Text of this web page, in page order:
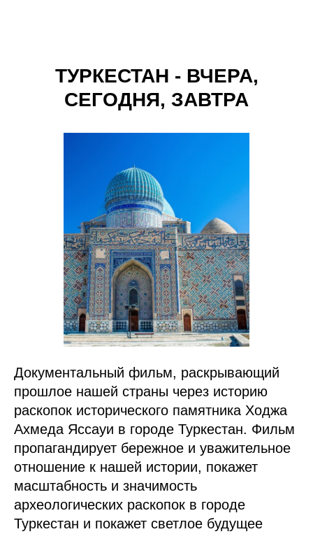
ТУРКЕСТАН - ВЧЕРА,
СЕГОДНЯ, ЗАВТРА
Документальный фильм, раскрывающий
прошлое нашей страны через историю
раскопок исторического памятника Ходжа
Ахмеда Яссауи в городе Туркестан. Фильм
пропагандирует бережное и уважительное
отношение к нашей истории, покажет
масштабность и значимость
археологических раскопок в городе
Туркестан и покажет светлое будущее